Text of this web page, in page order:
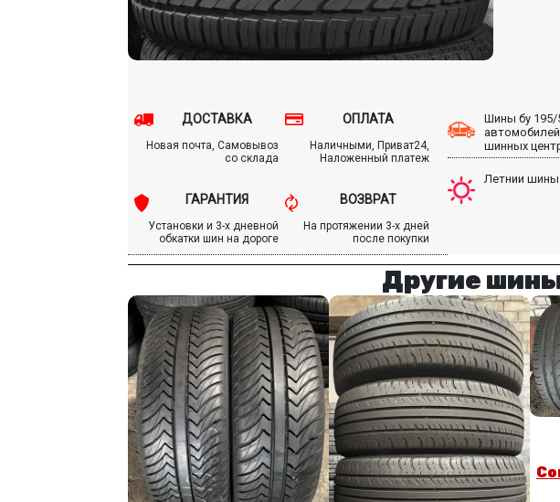
ДОСТАВКА
Новая почта, Самовывоз
со склада
ОПЛАТА
Наличными, Приват24,
Наложенный платеж
ГАРАНТИЯ
Установки и 3-х дневной
обкатки шин на дороге
ВОЗВРАТ
На протяжении 3-х дней
после покупки
Шины бу 195/
шинных
Летнии шины
Другие